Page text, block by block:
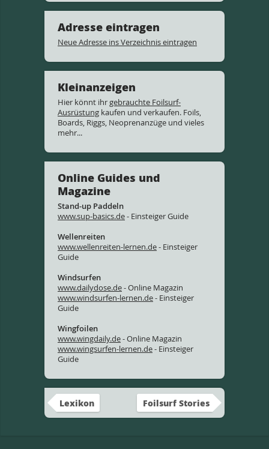
Adresse eintragen
Neue Adresse ins Verzeichnis eintragen
Kleinanzeigen
Hier könnt ihrgebrauchte Foilsurf-
Ausrüstung kaufen und verkaufen. Foils,
Boards, Riggs, Neoprenanzüge und vieles
mehr...
Online Guides und
Magazine
Stand-up Paddeln
www.sup-basics.de- Einsteiger Guide
Wellenreiten
www.wellenreiten-lernen.de- Einsteiger
Guide
Windsurfen
www.dailydose.de- Online Magazin
www.windsurfen-lernen.de- Einsteiger
Guide
Wingfoilen
www.wingdaily.de- Online Magazin
www.wingsurfen-lernen.de- Einsteiger
Guide
Lexikon Foilsurf Stories